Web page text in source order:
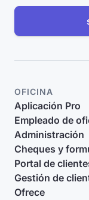
OFICINA
Aplicación Pro
Empleado de
Administración
Cheques y
Portal de
Gestión de
Ofrece